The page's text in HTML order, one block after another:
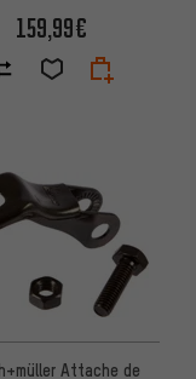
159,99€
Attache de